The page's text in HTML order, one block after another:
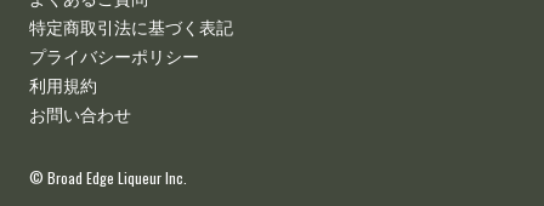
特定商取引法に基づく表記
プライバシーポリシー
利用規約
お問い合わせ
© Broad Edge Liqueur Inc.